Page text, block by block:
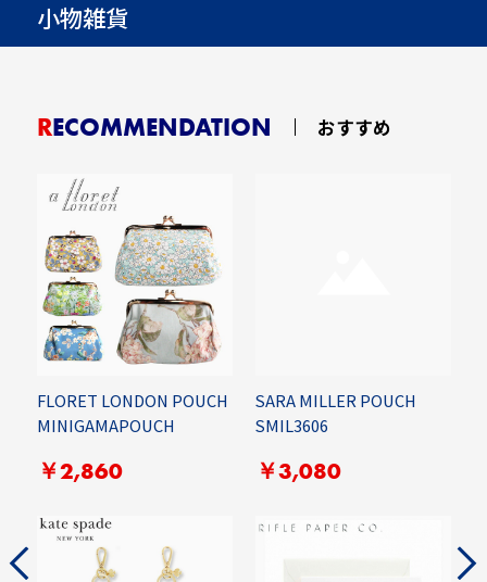
小物雑貨
RECOMMENDATION おすすめ
FLORET LONDON POUCH
MINIGAMAPOUCH
￥2,860
SARA MILLER POUCH
SMIL3606
￥3,080